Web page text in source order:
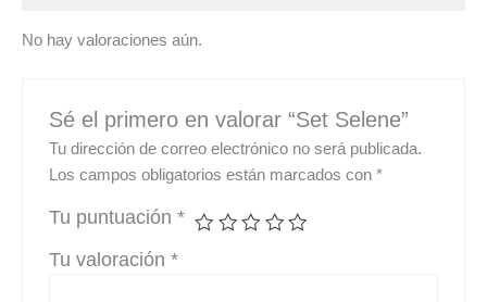
No hay valoraciones aún.
Sé el primero en valorar “Set Selene”
Tu dirección de correo electrónico no será publicada.
Los campos obligatorios están marcados con*
Tu puntuación*
Tu valoración*